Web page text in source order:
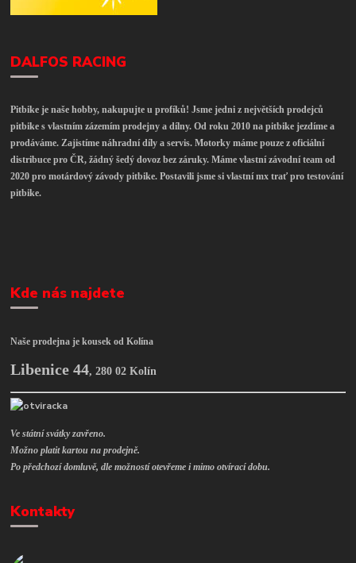
DALFOS RACING
Pitbike je naše hobby, nakupujte u profíků! Jsme jedni z největších prodejců
pitbike s vlastním zázemím prodejny a dílny. Od roku 2010 na pitbike jezdíme a
prodáváme. Zajistíme náhradní díly a servis. Motorky máme pouze z oficiální
distribuce pro ČR, žádný šedý dovoz bez záruky. Máme vlastní závodní team od
2020 pro motárdový závody pitbike. Postavili jsme si vlastní mx trať pro testování
pitbike.
Kde nás najdete
Naše prodejna je kousek od Kolína
Libenice 44,280 02 Kolín
Ve státní svátky zavřeno.
Možno platit kartou na prodejně.
Po předchozí domluvě, dle možností otevřeme i mimo otvírací dobu.
Kontakty